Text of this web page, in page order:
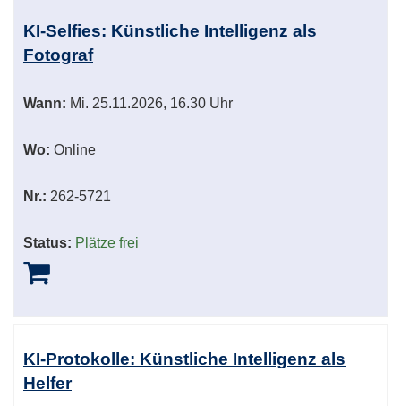
KI-Selfies: Künstliche Intelligenz als
Fotograf
Wann: Mi. 25.11.2026, 16.30 Uhr
Wo: Online
Nr.: 262-5721
Status: Plätze frei
KI-Protokolle: Künstliche Intelligenz als
Helfer